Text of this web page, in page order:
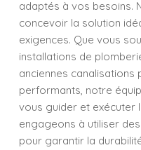
adaptés à vos besoins.
concevoir la solution
exigences. Que vous
installations de
anciennes canalisations
performants, notre
vous guider et exécuter
engageons à utiliser
pour garantir la